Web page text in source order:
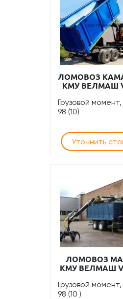
ЛОМОВОЗ
КМУ ВЕЛМАШ
Грузовой момент,
98 (10)
Уточнить
ЛОМОВОЗ
КМУ ВЕЛМАШ
Грузовой момент,
98 (10 )